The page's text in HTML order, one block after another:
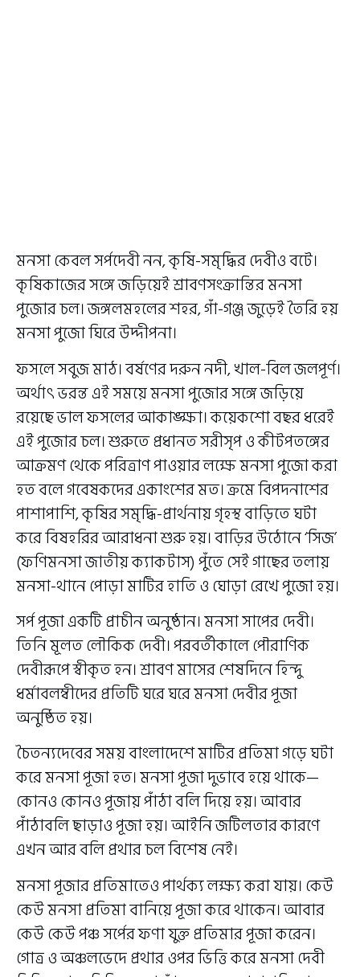
মনসা কেবল সর্পদেবী নন, কৃষি-সমৃদ্ধির দেবীও বটে।
কৃষিকাজের সঙ্গে জড়িয়েই শ্রাবণসংক্রান্তির মনসা
পুজোর চল। জঙ্গলমহলের শহর, গাঁ-গঞ্জ জুড়েই তৈরি হয়
মনসা পুজো ঘিরে উদ্দীপনা।
ফসলে সবুজ মাঠ। বর্ষণের দরুন নদী, খাল-বিল জলপূর্ণ।
অর্থাৎ ভরন্ত এই সময়ে মনসা পুজোর সঙ্গে জড়িয়ে
রয়েছে ভাল ফসলের আকাঙ্ক্ষা। কয়েকশো বছর ধরেই
এই পুজোর চল। শুরুতে প্রধানত সরীসৃপ ও কীটপতঙ্গের
আক্রমণ থেকে পরিত্রাণ পাওয়ার লক্ষে মনসা পুজো করা
হত বলে গবেষকদের একাংশের মত। ক্রমে বিপদনাশের
পাশাপাশি, কৃষির সমৃদ্ধি-প্রার্থনায় গৃহস্থ বাড়িতে ঘটা
করে বিষহরির আরাধনা শুরু হয়। বাড়ির উঠোনে ‘সিজ’
(ফণিমনসা জাতীয় ক্যাকটাস) পুঁতে সেই গাছের তলায়
মনসা-থানে পোড়া মাটির হাতি ও ঘোড়া রেখে পুজো হয়।
সর্প পূজা একটি প্রাচীন অনুষ্ঠান। মনসা সাপের দেবী।
তিনি মূলত লৌকিক দেবী। পরবর্তীকালে পৌরাণিক
দেবীরূপে স্বীকৃত হন। শ্রাবণ মাসের শেষদিনে হিন্দু
ধর্মাবলম্বীদের প্রতিটি ঘরে ঘরে মনসা দেবীর পূজা
অনুষ্ঠিত হয়।
চৈতন্যদেবের সময় বাংলাদেশে মাটির প্রতিমা গড়ে ঘটা
করে মনসা পূজা হত। মনসা পূজা দুভাবে হয়ে থাকে—
কোনও কোনও পূজায় পাঁঠা বলি দিয়ে হয়। আবার
পাঁঠাবলি ছাড়াও পূজা হয়। আইনি জটিলতার কারণে
এখন আর বলি প্রথার চল বিশেষ নেই।
মনসা পূজার প্রতিমাতেও পার্থক্য লক্ষ্য করা যায়। কেউ
কেউ মনসা প্রতিমা বানিয়ে পূজা করে থাকেন। আবার
কেউ কেউ পঞ্চ সর্পের ফণা যুক্ত প্রতিমার পূজা করেন।
গোত্র ও অঞ্চলভেদে প্রথার ওপর ভিত্তি করে মনসা দেবী